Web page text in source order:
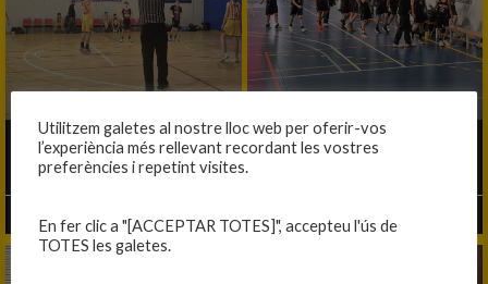
EL PITJOR, EL MILLOR I EL CONTRARI VICTÒRIA REVITALITZANT
Utilitzem galetes al nostre lloc web per oferir-vos
l’experiència més rellevant recordant les vostres
preferències i repetint visites.
En fer clic a "[ACCEPTAR TOTES]", accepteu l'ús de
TOTES les galetes.